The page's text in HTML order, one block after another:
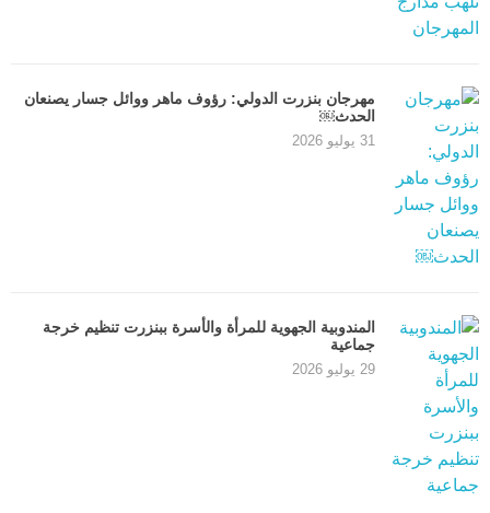
مهرجان بنزرت الدولي: رؤوف ماهر ووائل جسار يصنعان
الحدث￼
31 يوليو 2026
المندوبية الجهوية للمرأة والأسرة ببنزرت تنظيم خرجة
جماعية
29 يوليو 2026